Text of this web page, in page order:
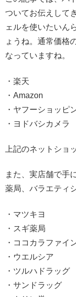
ついてお伝えして
ェルを使いたいん
ょうね。通常価格
なっていますね。
・楽天
・Amazon
・ヤフーショッピ
・ヨドバシカメラ
上記のネットショ
また、実店舗で手
薬局、バラエティ
・マツキヨ
・スギ薬局
・ココカラファイ
・ウエルシア
・ツルハドラッグ
・サンドラッグ